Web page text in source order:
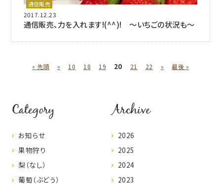
通信販売
2017.12.23
通信販売、力を入れます!(^^)! ～いちごの状況も～
« 先頭 « 10 18 19 20 21 22 » 最後 »
Category
お知らせ
果物狩り
梨（なし）
葡萄（ぶどう）
2026
2025
2024
2023